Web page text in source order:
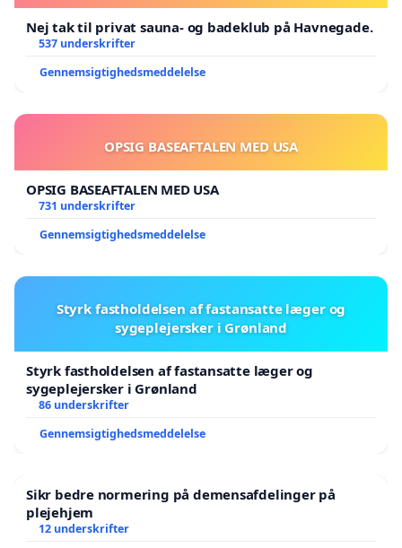
Nej tak til privat sauna- og badeklub på Havnegade.
537 underskrifter
Gennemsigtighedsmeddelelse
OPSIG BASEAFTALEN MED USA
OPSIG BASEAFTALEN MED USA
731 underskrifter
Gennemsigtighedsmeddelelse
Styrk fastholdelsen af fastansatte læger og
sygeplejersker i Grønland
Styrk fastholdelsen af fastansatte læger og
sygeplejersker i Grønland
86 underskrifter
Gennemsigtighedsmeddelelse
Sikr bedre normering på demensafdelinger på
plejehjem
12 underskrifter